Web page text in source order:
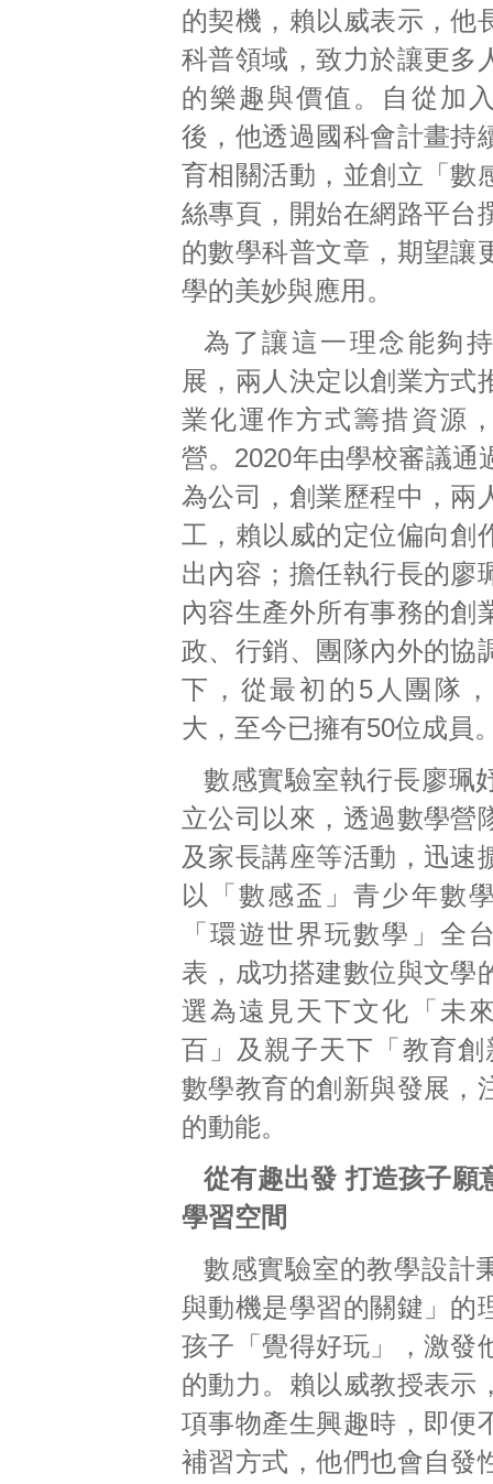
的契機，賴以威表示，他
科普領域，致力於讓更多
的樂趣與價值。自從加
後，他透過國科會計畫持
育相關活動，並創立「數
絲專頁，開始在網路平台
的數學科普文章，期望讓
學的美妙與應用。
為了讓這一理念能夠
展，兩人決定以創業方式
業化運作方式籌措資源
營。2020年由學校審議通
為公司，創業歷程中，兩
工，賴以威的定位偏向創
出內容；擔任執行長的廖
內容生產外所有事務的創
政、行銷、團隊內外的協
下，從最初的5人團隊
大，至今已擁有50位成員
數感實驗室執行長廖珮
立公司以來，透過數學營
及家長講座等活動，迅速
以「數感盃」青少年數
「環遊世界玩數學」全
表，成功搭建數位與文學
選為遠見天下文化「未
百」及親子天下「教育創
數學教育的創新與發展，
的動能。
從有趣出發 打造孩子願
學習空間
數感實驗室的教學設計
與動機是學習的關鍵」的
孩子「覺得好玩」，激發
的動力。賴以威教授表示
項事物產生興趣時，即便
補習方式，他們也會自發